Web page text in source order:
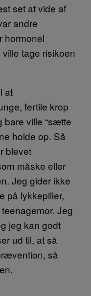
set at vide af
andre
hormonel
tage risikoen
at
fertile krop
bare ville “sætte
holde op. Så
blevet
måske eller
Jeg gider ikke
på lykkepiller,
Jeg
jeg kan godt
ud til, at så
så